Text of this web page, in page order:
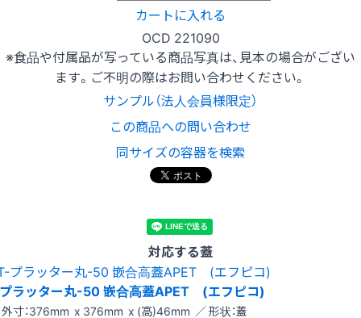
カートに入れる
OCD 221090
※食品や付属品が写っている商品写真は、見本の場合がござい
ます。ご不明の際はお問い合わせください。
サンプル（法人会員様限定）
この商品への問い合わせ
同サイズの容器を検索
対応する蓋
ラッター丸-50 嵌合高蓋APET (エフピコ)
外寸：376mm x 376mm x (高)46mm ／ 形状：蓋